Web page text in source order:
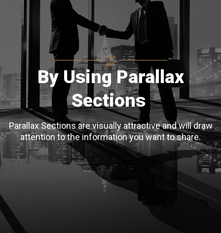
By Using Parallax
Sections
Parallax Sections are visually attractive and will draw
attention to the information you want to share.